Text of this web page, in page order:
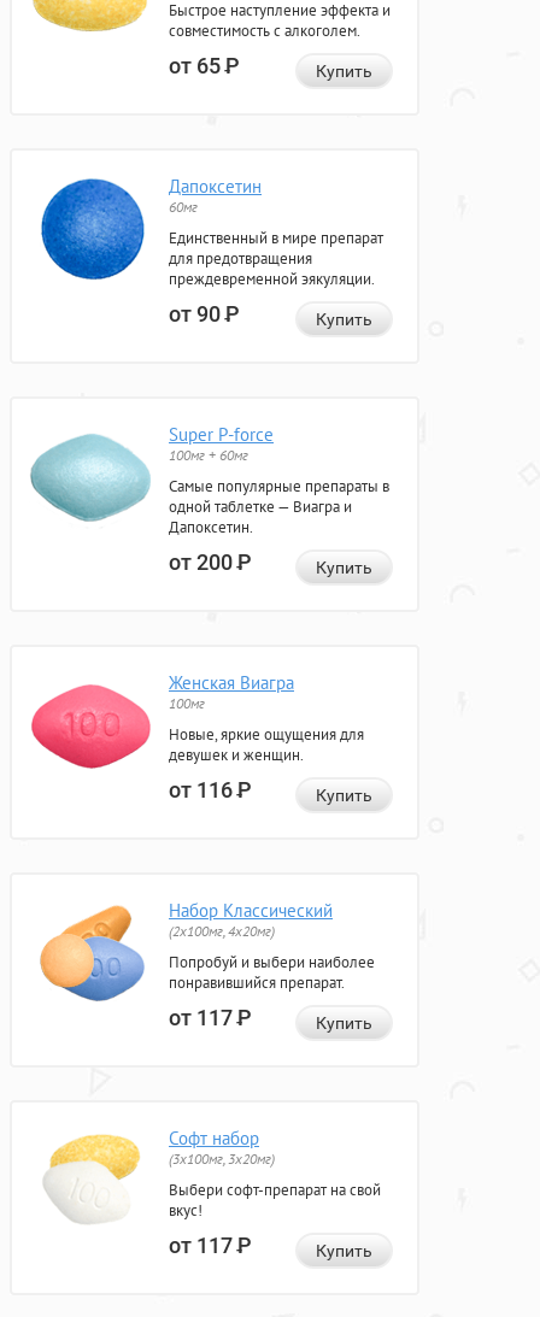
Быстрое наступление эффекта и
совместимость с алкоголем.
от 65Р Купить
Дапоксетин
60мг
Единственный в мире препарат
для предотвращения
преждевременной эякуляции.
от 90Р Купить
Super P-force
100мг + 60мг
Самые популярные препараты в
одной таблетке — Виагра и
Дапоксетин.
от 200Р Купить
Женская Виагра
100мг
Новые, яркие ощущения для
девушек и женщин.
от 116Р Купить
Набор Классический
(2x100мг, 4x20мг)
Попробуй и выбери наиболее
понравившийся препарат.
от 117Р Купить
Софт набор
(3x100мг, 3x20мг)
Выбери софт-препарат на свой
вкус!
от 117Р Купить